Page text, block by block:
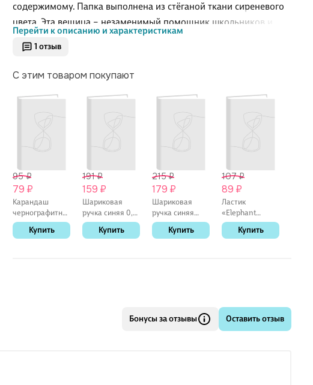
1 отзыв
содержимому. Папка выполнена из стёганой ткани сиреневого
цвета. Эта вещица – незаменимый помощник школьников и
студентов, с которым все бумаги будут в порядке.
Перейти к описанию и характеристикам
С этим товаром покупают
95 ₽
79 ₽
Карандаш
чернографитный
с ластиком
«Rainbow», Yoi,
Купить
191 ₽
159 ₽
Шариковая
ручка синяя 0,7
мм, BPS-GP-F L,
Pilot
Купить
215 ₽
179 ₽
Шариковая
ручка синяя
автоматическая,
BPGP-10R-F (L),
Купить
107 ₽
89 ₽
Ластик
«Elephant
300/60», Koh-i-
Noor Купить
Бонусы за отзывы Оставить отзыв